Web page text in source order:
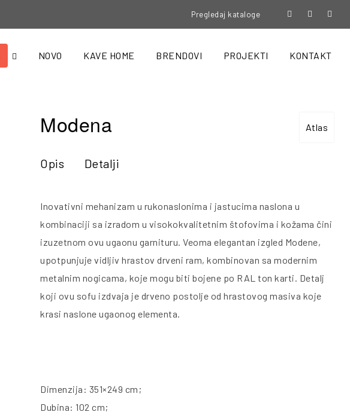
Pregledaj kataloge
NOVO KAVE HOME BRENDOVI PROJEKTI KONTAKT
Atlas
Modena
Opis Detalji
Inovativni mehanizam u rukonaslonima i jastucima naslona u
kombinaciji sa izradom u visokokvalitetnim štofovima i kožama čini
izuzetnom ovu ugaonu garnituru. Veoma elegantan izgled Modene,
upotpunjuje vidljiv hrastov drveni ram, kombinovan sa modernim
metalnim nogicama, koje mogu biti bojene po RAL ton karti. Detalj
koji ovu sofu izdvaja je drveno postolje od hrastovog masiva koje
krasi naslone ugaonog elementa.
Dimenzija: 351×249 cm;
Dubina: 102 cm;